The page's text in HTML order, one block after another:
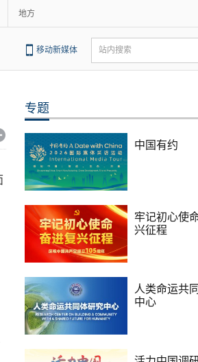
地方
移动新媒体 站内搜索
专题
中国有约
牢记初心使
兴征程
人类命运共
中心